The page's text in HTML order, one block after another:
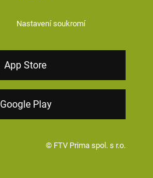
Nastavení soukromí
App Store
Google Play
© FTV Prima spol. s r.o.